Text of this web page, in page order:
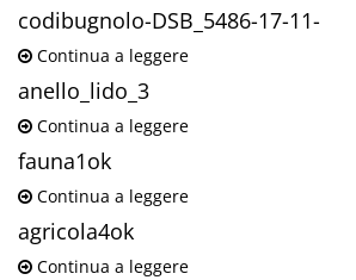
codibugnolo-DSB_5486-17-11-
Continua a leggere
anello_lido_3
Continua a leggere
fauna1ok
Continua a leggere
agricola4ok
Continua a leggere